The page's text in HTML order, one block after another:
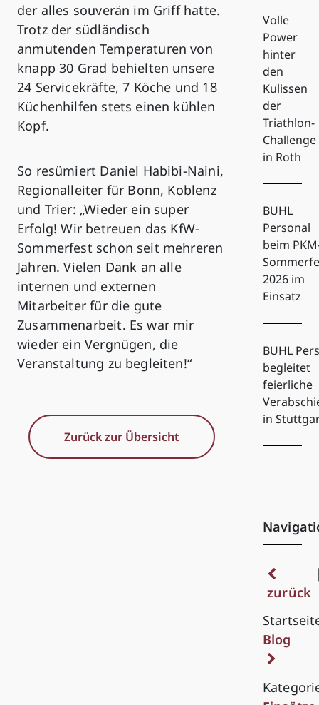
der alles souverän im Griff hatte.
Trotz der südländisch
anmutenden Temperaturen von
knapp 30 Grad behielten unsere
24 Servicekräfte, 7 Köche und 18
Küchenhilfen stets einen kühlen
Kopf.
So resümiert Daniel Habibi-Naini,
Regionalleiter für Bonn, Koblenz
und Trier: „Wieder ein super
Erfolg! Wir betreuen das KfW-
Sommerfest schon seit mehreren
Jahren. Vielen Dank an alle
internen und externen
Mitarbeiter für die gute
Zusammenarbeit. Es war mir
wieder ein Vergnügen, die
Veranstaltung zu begleiten!“
Zurück zur Übersicht
Volle
Power
hinter
den
Kulissen
der
Triathlon-
Challenge
in Roth
BUHL
Personal
beim
2026 im
Einsatz
BUHL
begleitet
feierliche
in
zurück
Blog